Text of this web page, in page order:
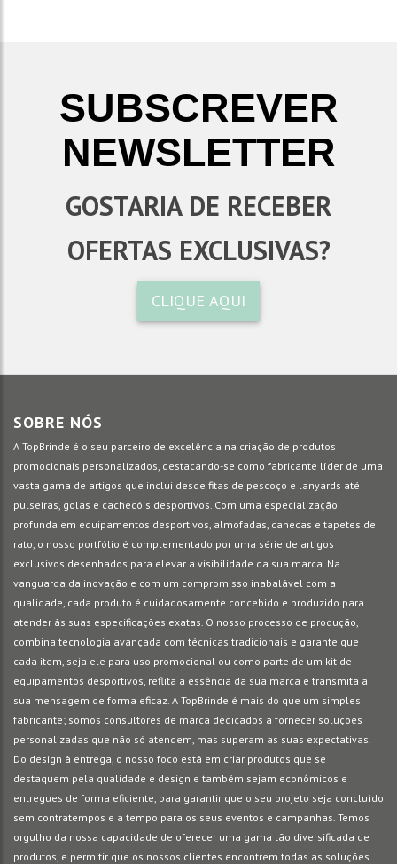
SUBSCREVER
NEWSLETTER
GOSTARIA DE RECEBER
OFERTAS EXCLUSIVAS?
CLIQUE AQUI
SOBRE NÓS
A TopBrinde é o seu parceiro de excelência na criação de produtos
promocionais personalizados, destacando-se como fabricante líder de uma
vasta gama de artigos que inclui desde fitas de pescoço e lanyards até
pulseiras, golas e cachecóis desportivos. Com uma especialização
profunda em equipamentos desportivos, almofadas, canecas e tapetes de
rato, o nosso portfólio é complementado por uma série de artigos
exclusivos desenhados para elevar a visibilidade da sua marca. Na
vanguarda da inovação e com um compromisso inabalável com a
qualidade, cada produto é cuidadosamente concebido e produzido para
atender às suas especificações exatas. O nosso processo de produção,
combina tecnologia avançada com técnicas tradicionais e garante que
cada item, seja ele para uso promocional ou como parte de um kit de
equipamentos desportivos, reflita a essência da sua marca e transmita a
sua mensagem de forma eficaz. A TopBrinde é mais do que um simples
fabricante; somos consultores de marca dedicados a fornecer soluções
personalizadas que não só atendem, mas superam as suas expectativas.
Do design à entrega, o nosso foco está em criar produtos que se
destaquem pela qualidade e design e também sejam econômicos e
entregues de forma eficiente, para garantir que o seu projeto seja concluído
sem contratempos e a tempo para os seus eventos e campanhas. Temos
orgulho da nossa capacidade de oferecer uma gama tão diversificada de
produtos, e permitir que os nossos clientes encontrem todas as soluções